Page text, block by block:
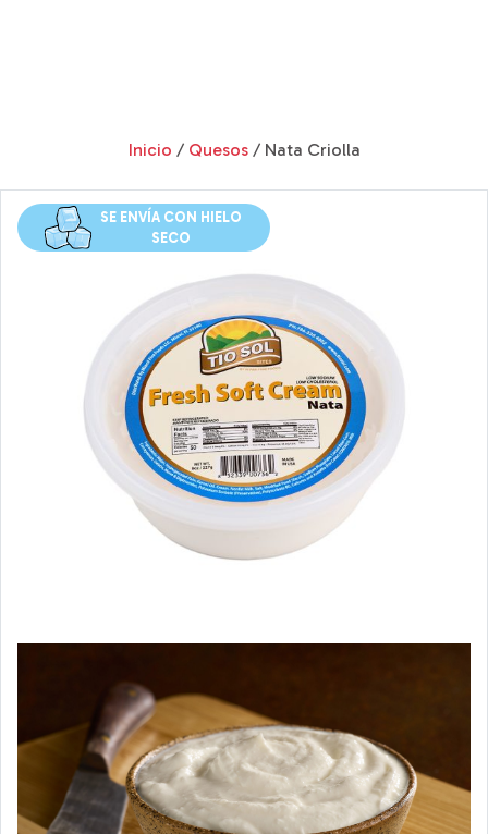
Inicio / Quesos/ Nata Criolla
SE ENVÍA CON HIELO
SECO